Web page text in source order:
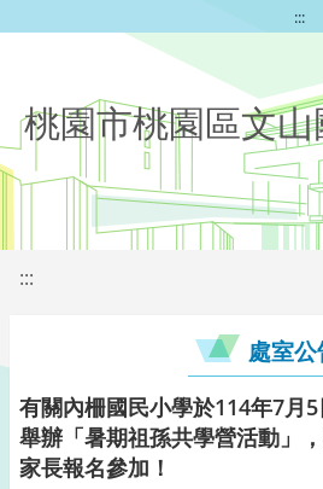
:::
桃園市桃園區文
:::
處室
有關內柵國民小學於114年7月
舉辦「暑期祖孫共學營活動」
家長報名參加！